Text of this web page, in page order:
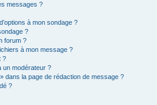
messages ?
à mon sondage ?
?
forum ?
à mon message ?
?
un modérateur ?
dans la page de rédaction de message ?
?